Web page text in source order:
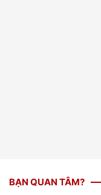
BẠN QUAN TÂM?